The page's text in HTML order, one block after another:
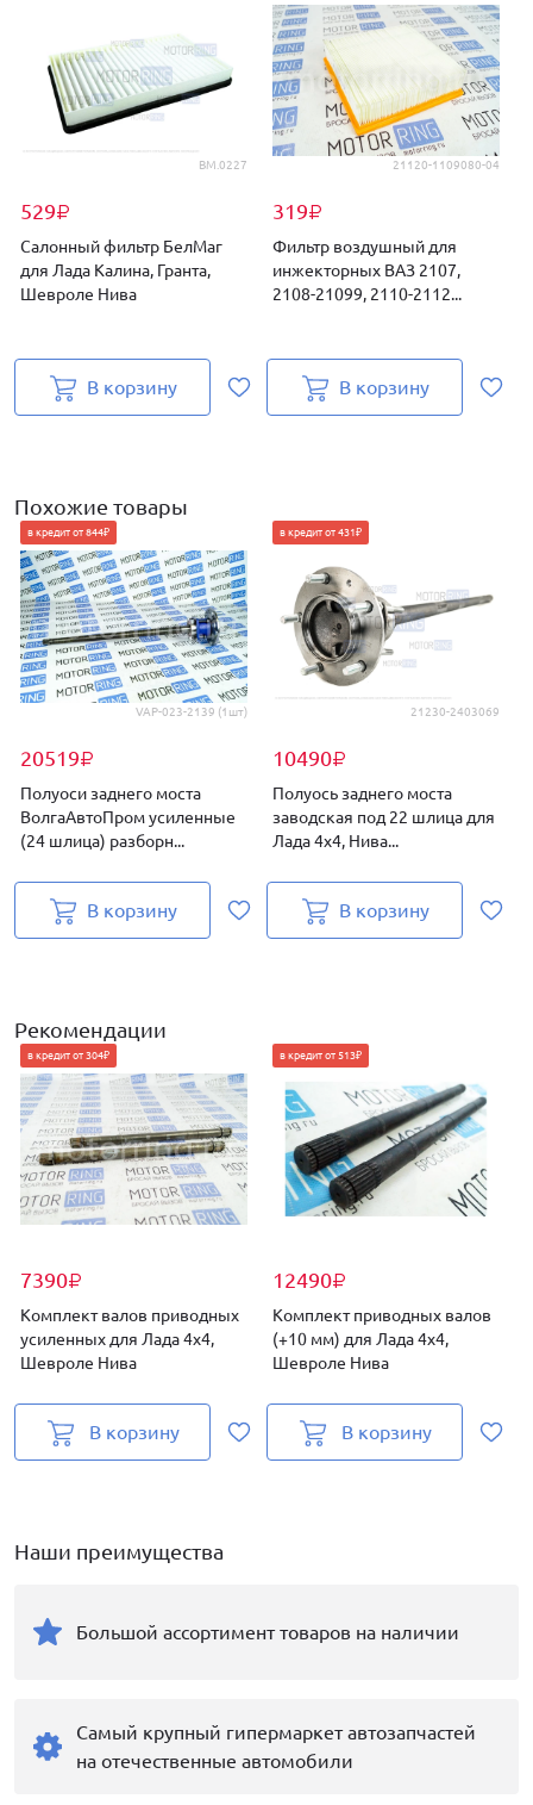
BM.0227
529₽
Салонный фильтр БелМаг
для Лада Калина, Гранта,
Шевроле Нива
В корзину
21120-1109080-04
319₽
Фильтр воздушный для
инжекторных ВАЗ 2107,
2108-21099, 2110-2112...
В корзину
Похожие товары
VAP-023-2139 (1шт)
20519₽
в кредит от 844₽
Полуоси заднего моста
ВолгаАвтоПром усиленные
(24 шлица) разборн...
В корзину
21230-2403069
10490₽
в кредит от 431₽
Полуось заднего моста
заводская под 22 шлица для
Лада 4х4, Нива...
В корзину
Рекомендации
7390₽
в кредит от 304₽
Комплект валов приводных
усиленных для Лада 4х4,
Шевроле Нива
В корзину
12490₽
в кредит от 513₽
Комплект приводных валов
(+10 мм) для Лада 4х4,
Шевроле Нива
В корзину
Наши преимущества
Большой ассортимент товаров на наличии
Самый крупный гипермаркет автозапчастей
на отечественные автомобили